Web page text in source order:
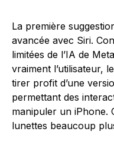
La première
avancée avec Siri.
limitées de l’IA de
vraiment l’utilisateur,
tirer profit d’une
permettant des
manipuler un iPhone.
lunettes beaucoup